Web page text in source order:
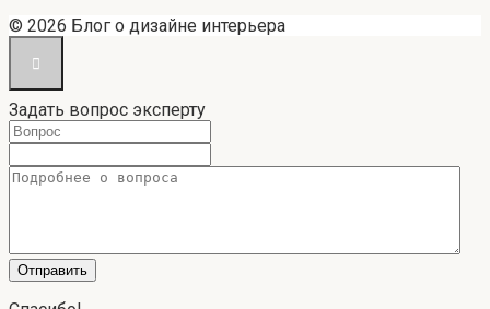
© 2026 Блог о дизайне интерьера
Задать вопрос эксперту